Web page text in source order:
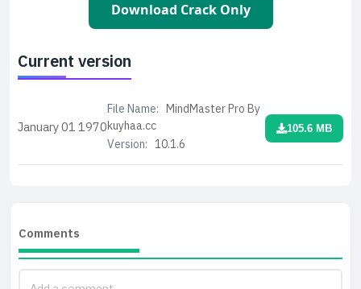
Download Crack Only
Current version
January 011970
File Name: MindMaster Pro By
kuyhaa.cc
Version: 10.1.6
105.6 MB
Comments